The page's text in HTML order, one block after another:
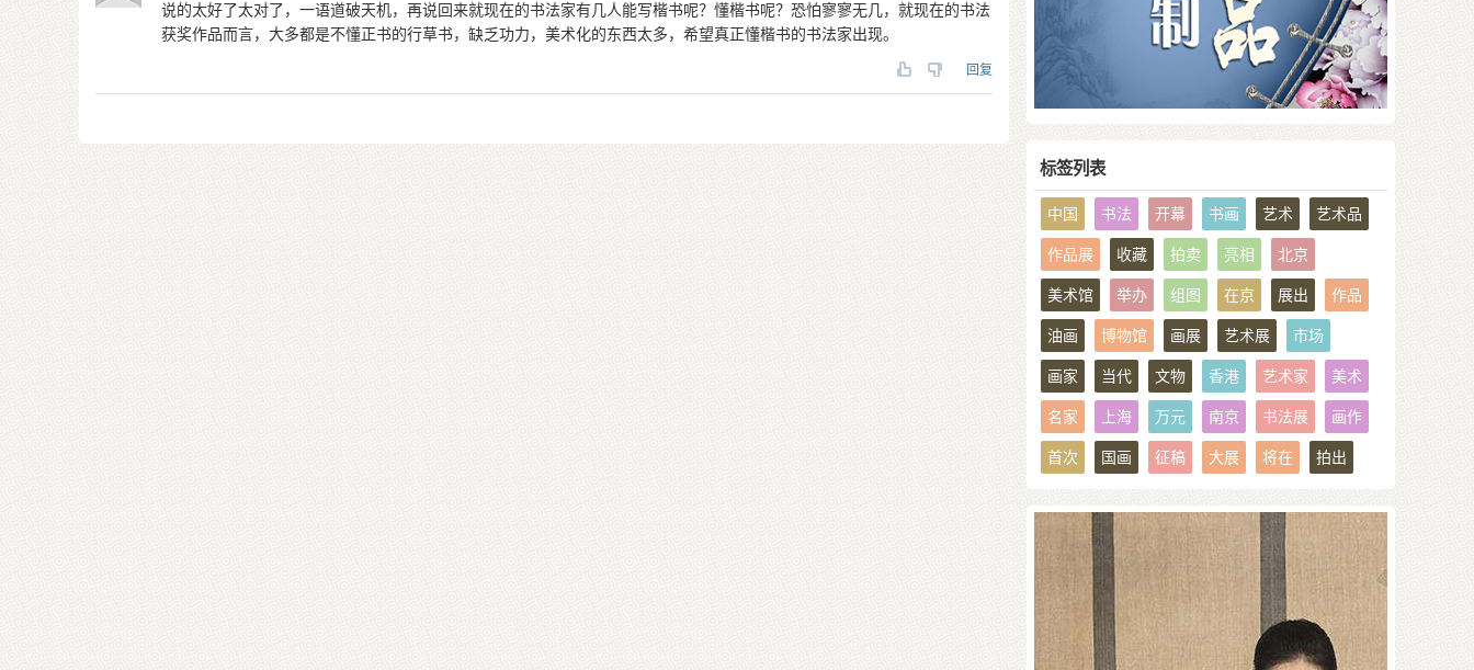
说的太好了太对了，一语道破天机，再说回来就现在的书法家有几人能写楷书呢？懂楷书呢？恐怕寥寥无几，就现在的书法
获奖作品而言，大多都是不懂正书的行草书，缺乏功力，美术化的东西太多，希望真正懂楷书的书法家出现。
回复
标签列表
中国 书法 开幕 书画 艺术 艺术品
作品展 收藏 拍卖 亮相 北京
美术馆 举办 组图 在京 展出 作品
油画 博物馆 画展 艺术展 市场
画家 当代 文物 香港 艺术家 美术
名家 上海 万元 南京 书法展 画作
首次 国画 征稿 大展 将在 拍出